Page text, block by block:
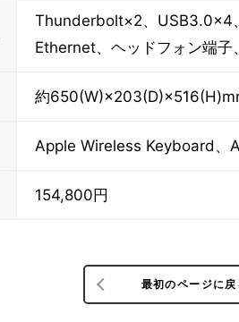
Thunderbolt×2、USB3.0×4
Ethernet、ヘッドフォン端子
約
Apple Wireless Keyboard、
154,800円
最初のページに戻